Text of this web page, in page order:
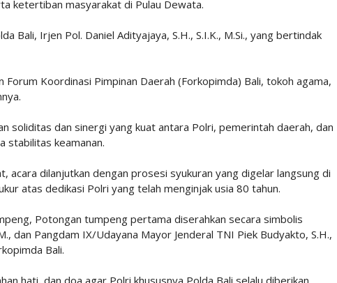
ketertiban masyarakat di Pulau Dewata.
Bali, Irjen Pol. Daniel Adityajaya, S.H., S.I.K., M.Si., yang bertindak
Koordinasi Pimpinan Daerah (Forkopimda) Bali, tokoh agama,
soliditas dan sinergi yang kuat antara Polri, pemerintah daerah, dan
stabilitas keamanan.
acara dilanjutkan dengan prosesi syukuran yang digelar langsung di
atas dedikasi Polri yang telah menginjak usia 80 tahun.
Potongan tumpeng pertama diserahkan secara simbolis
dan Pangdam IX/Udayana Mayor Jenderal TNI Piek Budyakto, S.H.,
Bali.
hati, dan doa agar Polri khususnya Polda Bali selalu diberikan